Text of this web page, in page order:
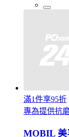
滿1件享95折
專為提供抗
MOBIL 美